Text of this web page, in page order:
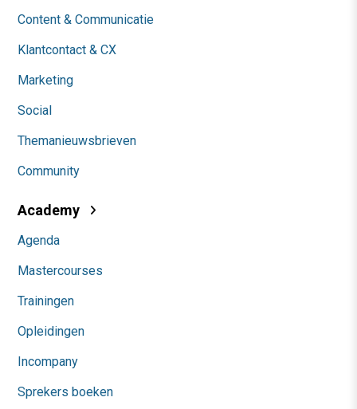
Content & Communicatie
Klantcontact & CX
Marketing
Social
Themanieuwsbrieven
Community
Academy
Agenda
Mastercourses
Trainingen
Opleidingen
Incompany
Sprekers boeken